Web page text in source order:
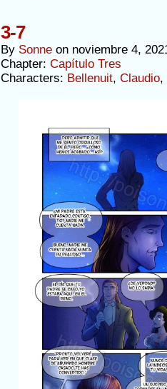
3-7
By Sonne on noviembre 4,
Chapter: Capítulo Tres
Characters: Bellenuit, Claudio,